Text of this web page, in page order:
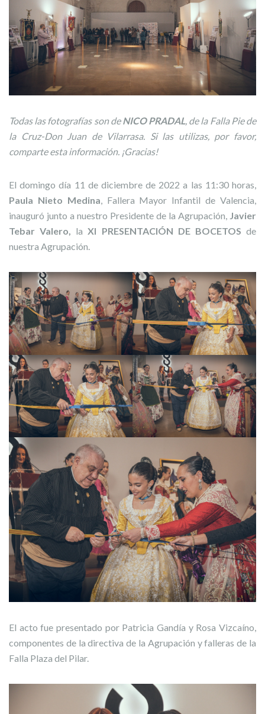
Todas las fotografías son deNICO PRADAL, de la Falla Pie de
la Cruz-Don Juan de Vilarrasa. Si las utilizas, por favor,
comparte esta información. ¡Gracias!
El domingo día 11 de diciembre de 2022 a las 11:30 horas,
Paula Nieto Medina, Fallera Mayor Infantil de Valencia,
inauguró junto a nuestro Presidente de la Agrupación, Javier
Tebar Valero, laXI PRESENTACIÓN DE BOCETOS de
nuestra Agrupación.
El acto fue presentado por Patricia Gandía y Rosa Vizcaíno,
componentes de la directiva de la Agrupación y falleras de la
Falla Plaza del Pilar.